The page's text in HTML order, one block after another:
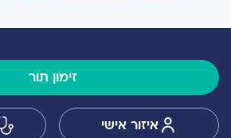
זימון תור
איזור אישי